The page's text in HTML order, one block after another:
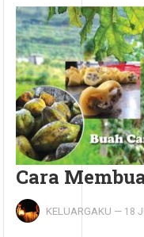
Cara
KELUARGAKU — 18